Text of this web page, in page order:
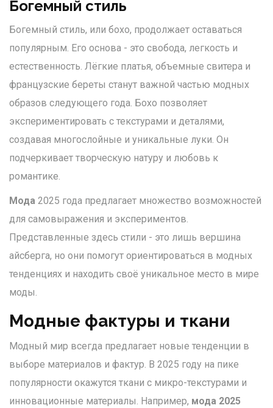
Богемный стиль
Богемный стиль, или бохо, продолжает оставаться
популярным. Его основа - это свобода, легкость и
естественность. Лёгкие платья, объемные свитера и
французские береты станут важной частью модных
образов следующего года. Бохо позволяет
экспериментировать с текстурами и деталями,
создавая многослойные и уникальные луки. Он
подчеркивает творческую натуру и любовь к
романтике.
Мода 2025 года предлагает множество возможностей
для самовыражения и экспериментов.
Представленные здесь стили - это лишь вершина
айсберга, но они помогут ориентироваться в модных
тенденциях и находить своё уникальное место в мире
моды.
Модные фактуры и ткани
Модный мир всегда предлагает новые тенденции в
выборе материалов и фактур. В 2025 году на пике
популярности окажутся ткани с микро-текстурами и
инновационные материалы. Например, мода 2025